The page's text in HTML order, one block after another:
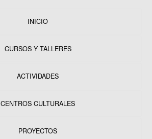
INICIO
CURSOS Y TALLERES
ACTIVIDADES
CENTROS CULTURALES
PROYECTOS